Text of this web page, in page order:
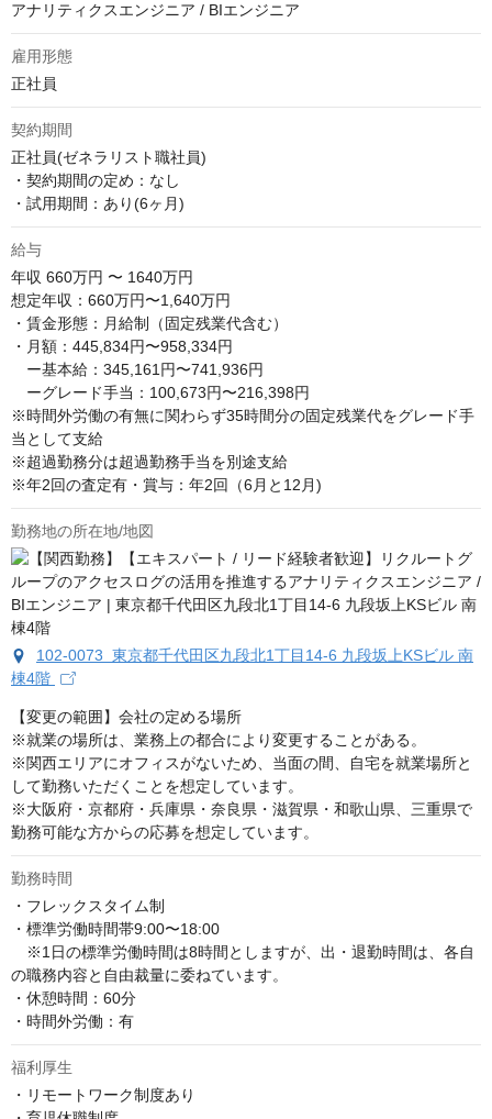
アナリティクスエンジニア / BIエンジニア
雇用形態
正社員
契約期間
正社員(ゼネラリスト職社員)
・契約期間の定め：なし
・試用期間：あり(6ヶ月)
給与
年収 660万円 〜 1640万円
想定年収：660万円〜1,640万円
・賃金形態：月給制（固定残業代含む）
・月額：445,834円〜958,334円
ー基本給：345,161円〜741,936円
ーグレード手当：100,673円〜216,398円
※時間外労働の有無に関わらず35時間分の固定残業代をグレード手
当として支給
※超過勤務分は超過勤務手当を別途支給
※年2回の査定有・賞与：年2回（6月と12月)
勤務地の所在地/地図
102-0073 東京都千代田区九段北1丁目14-6 九段坂上KSビル 南
棟4階
【変更の範囲】会社の定める場所
※就業の場所は、業務上の都合により変更することがある。
※関西エリアにオフィスがないため、当面の間、自宅を就業場所と
して勤務いただくことを想定しています。
※大阪府・京都府・兵庫県・奈良県・滋賀県・和歌山県、三重県で
勤務可能な方からの応募を想定しています。
勤務時間
・フレックスタイム制
・標準労働時間帯9:00〜18:00
※1日の標準労働時間は8時間としますが、出・退勤時間は、各自
の職務内容と自由裁量に委ねています。
・休憩時間：60分
・時間外労働：有
福利厚生
・リモートワーク制度あり